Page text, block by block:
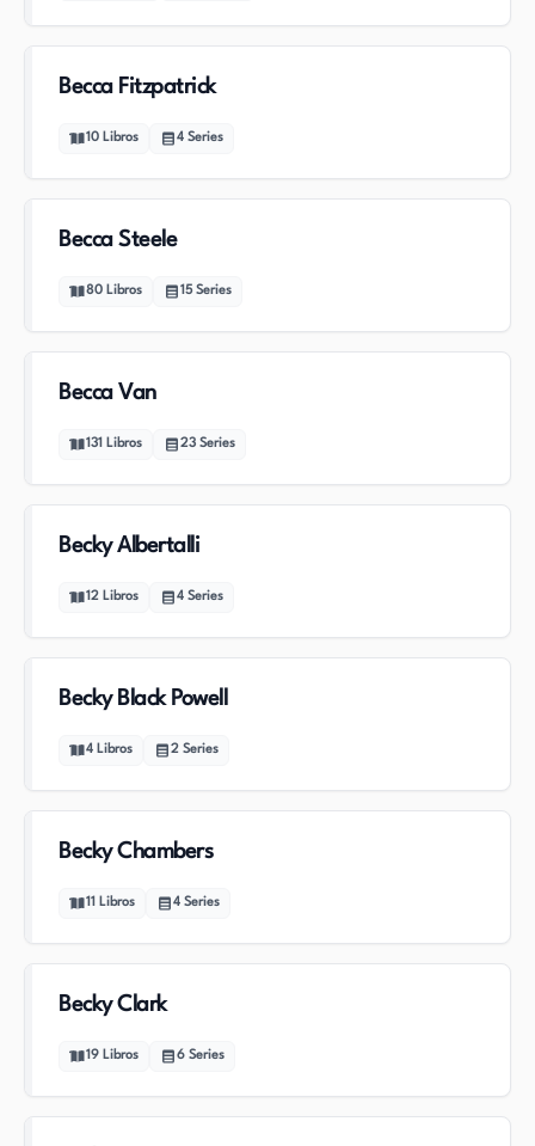
Becca Fitzpatrick
10 Libros 4 Series
Becca Steele
80 Libros 15 Series
Becca Van
131 Libros 23 Series
Becky Albertalli
12 Libros 4 Series
Becky Black Powell
4 Libros 2 Series
Becky Chambers
11 Libros 4 Series
Becky Clark
19 Libros 6 Series